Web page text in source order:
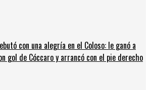
con una alegría en el Coloso: le ganó a
gol de Cóccaro y arrancó con el pie derecho